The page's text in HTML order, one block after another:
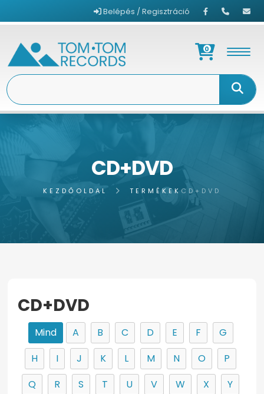
Belépés / Regisztráció
0
CD+DVD
KEZDŐOLDAL TERMÉKEK CD+DVD
CD+DVD
Mind A B C D E F
G
H
I J K L M N O
P
Q
R S T U V W X
Y